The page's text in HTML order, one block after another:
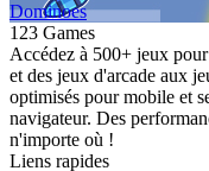
Dominoes
123 Games
Accédez à 500+ jeux pour
et des jeux d'arcade aux
optimisés pour mobile et
navigateur. Des
n'importe où !
Liens rapides